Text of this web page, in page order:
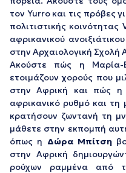
τον Yurro και τις πρόβες
πολιτιστικής
αφρικανικού
στην Αρχαιολογική
Ακούστε πώς η Μαρία-
ετοιμάζουν χορούς που
στην Αφρική και πώς η
αφρικανικό ρυθμό και
κρατήσουν ζωντανή τη
μάθετε στην εκπομπή
όπως η Δώρα Μπίτση
στην Αφρική
ρούχων ραμμένα από